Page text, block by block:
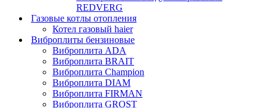
REDVERG
Газовые котлы отопления
Котел газовый haier
Виброплиты бензиновые
Виброплита ADA
Виброплита BRAIT
Виброплита Champion
Виброплита DIAM
Виброплита FIRMAN
Виброплита GROST